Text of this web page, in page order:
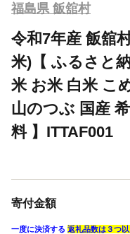
福島県 飯舘村
令和7年産 飯舘
米)【 ふるさと
米 お米 白米 こ
山のつぶ 国産
料 】ITTAF001
寄付金額
一度に決済する 返礼品数は３つ